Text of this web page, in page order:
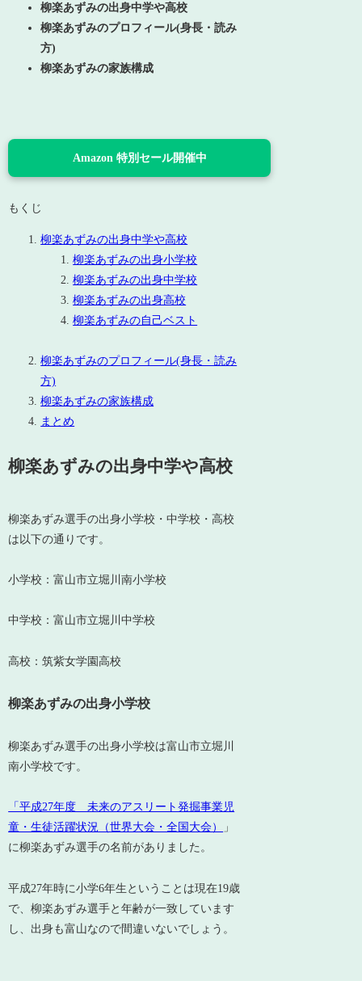
柳楽あずみの出身中学や高校
柳楽あずみのプロフィール(身長・読み
方)
柳楽あずみの家族構成
Amazon 特別セール開催中
もくじ
柳楽あずみの出身中学や高校
柳楽あずみの出身小学校
柳楽あずみの出身中学校
柳楽あずみの出身高校
柳楽あずみの自己ベスト
柳楽あずみのプロフィール(身長・読み
方)
柳楽あずみの家族構成
まとめ
柳楽あずみの出身中学や高校
柳楽あずみ選手の出身小学校・中学校・高校
は以下の通りです。
小学校：富山市立堀川南小学校
中学校：富山市立堀川中学校
高校：筑紫女学園高校
柳楽あずみの出身小学校
柳楽あずみ選手の出身小学校は富山市立堀川
南小学校です。
「平成27年度 未来のアスリート発掘事業児
童・生徒活躍状況（世界大会・全国大会）
」
に柳楽あずみ選手の名前がありました。
平成27年時に小学6年生ということは現在19歳
で、柳楽あずみ選手と年齢が一致しています
し、出身も富山なので間違いないでしょう。